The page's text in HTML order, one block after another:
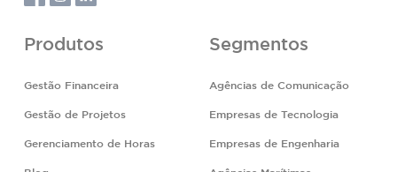
Produtos
Gestão Financeira
Gestão de Projetos
Gerenciamento de Horas
Segmentos
Agências de Comunicação
Empresas de Tecnologia
Empresas de Engenharia